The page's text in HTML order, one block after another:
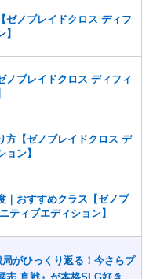
もございますので、あら
ゼノブレイドクロス ディフ
ノブレイドクロス ディフィ
方【ゼノブレイドクロス デ
ン】
｜おすすめクラス【ゼノブ
ティブエディション】
がひっくり返る！今さらプ